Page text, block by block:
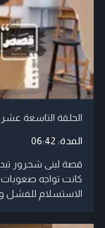
الحلقة التاسعة
المدة: 06:42
قصة لبنى شحرور
كانت تواجه صعوبات
الاستسلام للفشل